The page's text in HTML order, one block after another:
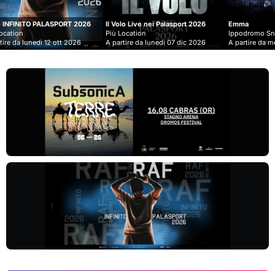
2026
Il Volo Live nei Palasport 2026
Più Location
A partire da lunedì 07 dic 2026
Emma
Ippodromo Snai - San Siro
A partire da mercoledì 09 set 2026